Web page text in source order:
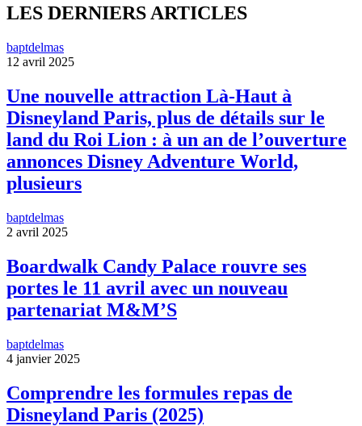
LES DERNIERS ARTICLES
baptdelmas
12 avril 2025
Une nouvelle attraction Là-Haut à
Disneyland Paris, plus de détails sur le
land du Roi Lion : à un an de l’ouverture
annonces Disney Adventure World,
plusieurs
baptdelmas
2 avril 2025
Boardwalk Candy Palace rouvre ses
portes le 11 avril avec un nouveau
partenariat M&M’S
baptdelmas
4 janvier 2025
Comprendre les formules repas de
Disneyland Paris (2025)